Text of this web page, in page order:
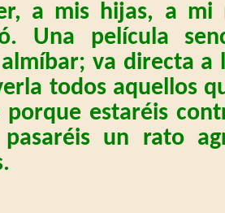
a mis hijas, a mi
Una película
va directa
todos aquellos
porque estaréis
un rato